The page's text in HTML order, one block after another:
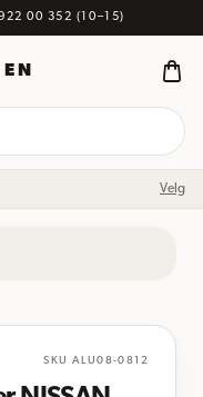
00 352 (10–15)
Velg
SKU ALU08-0812